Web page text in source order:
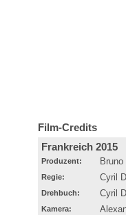
Film-Credits
Frankreich 2015
Produzent:
Regie: Cyril
Drehbuch: Cyril
Kamera: